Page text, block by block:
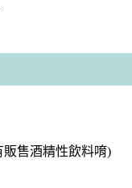
販售酒精性飲料唷)